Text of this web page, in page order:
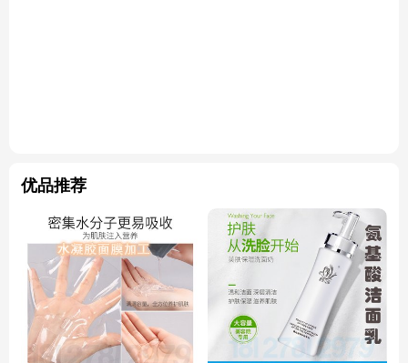
优品推荐